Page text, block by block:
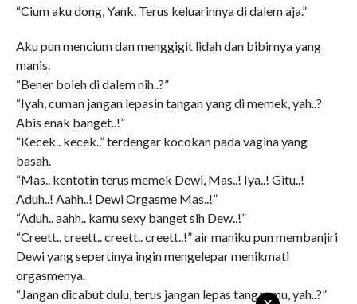
“Cium aku dong, Yank. Terus keluarinnya di dalem aja.”
Aku pun mencium dan menggigit lidah dan bibirnya yang
manis.
“Bener boleh di dalem nih..?”
“Iyah, cuman jangan lepasin tangan yang di memek, yah..?
Abis enak banget..!”
“Kecek.. kecek..” terdengar kocokan pada vagina yang
basah.
“Mas.. kentotin terus memek Dewi, Mas..! Iya..! Gitu..!
Aduh..! Aahh..! Dewi Orgasme Mas..!”
“Aduh.. aahh.. kamu sexy banget sih Dew..!”
“Creett.. creett.. creett.. creett..!” air maniku pun membanjiri
Dewi yang sepertinya ingin mengelepar menikmati
orgasmenya.
“Jangan dicabut dulu, terus jangan lepas tanganmu, yah..?”